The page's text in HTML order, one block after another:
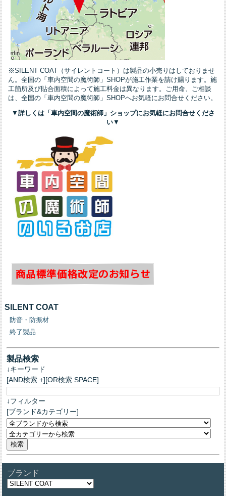
※SILENT COAT（サイレントコート）は製品の小売りはしておりませ
ん。全国の「車内空間の魔術師」SHOPが施工作業を請け賜ります。施
工箇所及び貼合面積によって施工料金は異なります。ご用命、ご相談
は、全国の「車内空間の魔術師」SHOPへお気軽にお問合せください。
▼ 詳しくは「車内空間の魔術師」ショップにお気軽にお問合せくださ
い▼
SILENT COAT
防音・防振材
終了製品
製品検索
↓キーワード
[AND検索 +][OR検索 SPACE]
↓フィルター
[ブランド&カテゴリー]
ブランド